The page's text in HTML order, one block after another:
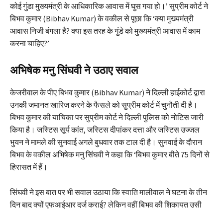
कोई गुंडा मुख्यमंत्री के आधिकारिक आवास में घुस गया हो।’ सुप्रीम कोर्ट ने
बिभव कुमार (Bibhav Kumar) के वकील से पूछा कि ‘क्या मुख्यमंत्री
आवास निजी बंगला है? क्या इस तरह के गुंडे को मुख्यमंत्री आवास में काम
करना चाहिए?’
अभिषेक मनु सिंघवी ने उठाए सवाल
केजरीवाल के पीए बिभव कुमार (Bibhav Kumar) ने दिल्ली हाईकोर्ट द्वारा
उनकी जमानत खारिज करने के फैसले को सुप्रीम कोर्ट में चुनौती दी है।
बिभव कुमार की याचिका पर सुप्रीम कोर्ट ने दिल्ली पुलिस को नोटिस जारी
किया है। जस्टिस सूर्य कांत, जस्टिस दीपांकर दत्ता और जस्टिस उज्जल
भुयन ने मामले की सुनवाई अगले बुधवार तक टाल दी है। सुनवाई के दौरान
बिभव के वकील अभिषेक मनु सिंघवी ने कहा कि ‘बिभव कुमार बीते 75 दिनों से
हिरासत में हैं।
सिंघवी ने इस बात पर भी सवाल उठाया कि स्वाति मालीवाल ने घटना के तीन
दिन बाद क्यों एफआईआर दर्ज कराई? लेकिन वहीं बिभव की शिकायत उसी